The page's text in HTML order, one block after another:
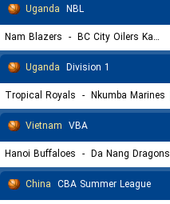
Uganda NBL
Nam Blazers - BC City Oilers Kampala
Uganda Division 1
Tropical Royals - Nkumba Marines
Vietnam VBA
Hanoi Buffaloes - Da Nang Dragons
China CBA Summer League